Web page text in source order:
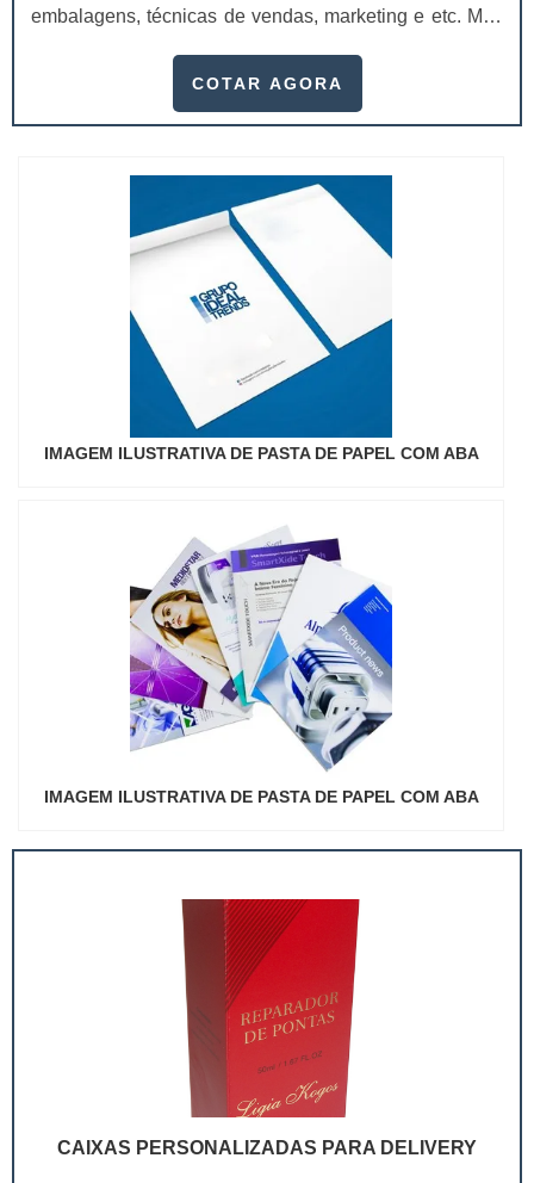
embalagens, técnicas de vendas, marketing e etc. Mas
e logística adequada, esses esforços podem não valer
um papel de destaque muito abrangente, pois este item,
COTAR AGORA
IMAGEM ILUSTRATIVA DE PASTA DE PAPEL COM ABA
IMAGEM ILUSTRATIVA DE PASTA DE PAPEL COM ABA
CAIXAS PERSONALIZADAS PARA DELIVERY